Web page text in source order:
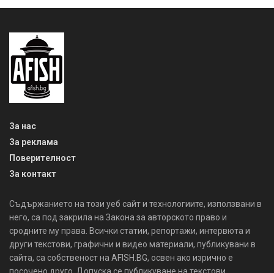
За нас
За реклама
Поверителност
За контакт
Съдържанието на този уеб сайт и технологиите, използвани в
него, са под закрила на Закона за авторското право и
сродните му права. Всички статии, репортажи, интервюта и
други текстови, графични и видео материали, публикувани в
сайта, са собственост на AFISH.BG, освен ако изрично е
посочено друго. Допуска се публикуване на текстови